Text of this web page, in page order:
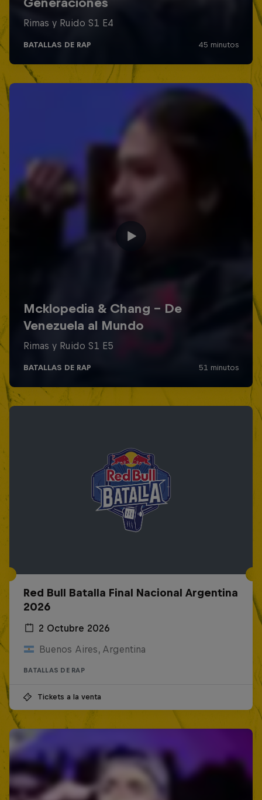
Red Bull Batalla Final Nacional Argentina
2026
2 Octubre 2026
Buenos Aires, Argentina
BATALLAS DE RAP
Tickets a la venta